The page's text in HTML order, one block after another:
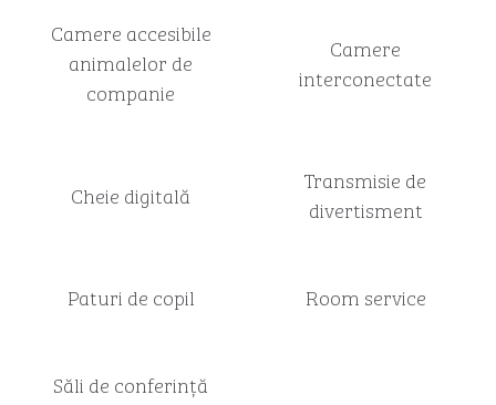
Camere accesibile
animalelor de
companie
Camere
interconectate
Cheie digitală
Transmisie de
divertisment
Paturi de copil Room service
Săli de conferință